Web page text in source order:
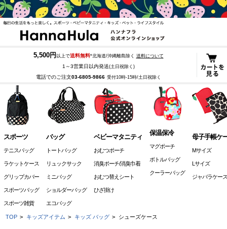
5,500円 以上で送料無料*北海道/沖縄離島除く 送料について
1～3営業日以内発送(土日祝除く)
電話でのご注文03-6805-9866 受付10時-15時/土日祝除く
スポーツ
テニスバッグ
ラケットケース
グリップカバー
スポーツバッグ
スポーツ雑貨
バッグ
トートバッグ
リュックサック
ミニバッグ
ショルダーバッグ
エコバッグ
ベビーマタニティ
おむつポーチ
消臭ポーチ/消臭巾着
おむつ替えシート
ひざ掛け
保温保冷
マグポーチ
ボトルバッグ
クーラーバッグ
母子手帳ケ
Mサイズ
Lサイズ
ジャバラケース
TOP > キッズアイテム > キッズ バッグ > シューズケース